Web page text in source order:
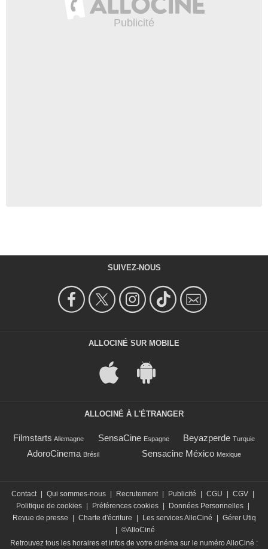
SUIVEZ-NOUS
ALLOCINÉ SUR MOBILE
ALLOCINÉ À L'ÉTRANGER
Filmstarts Allemagne SensaCine Espagne Beyazperde Turquie
AdoroCinema Brésil Sensacine México Mexique
Contact Qui sommes-nous Recrutement Publicité CGU CGV
Politique de cookies
Préférences cookies Données Personnelles
Revue de presse
Charte d'écriture Les services AlloCiné
Gérer Utiq
©AlloCiné
Retrouvez tous les horaires et infos de votre cinéma sur le numéro AlloCiné :